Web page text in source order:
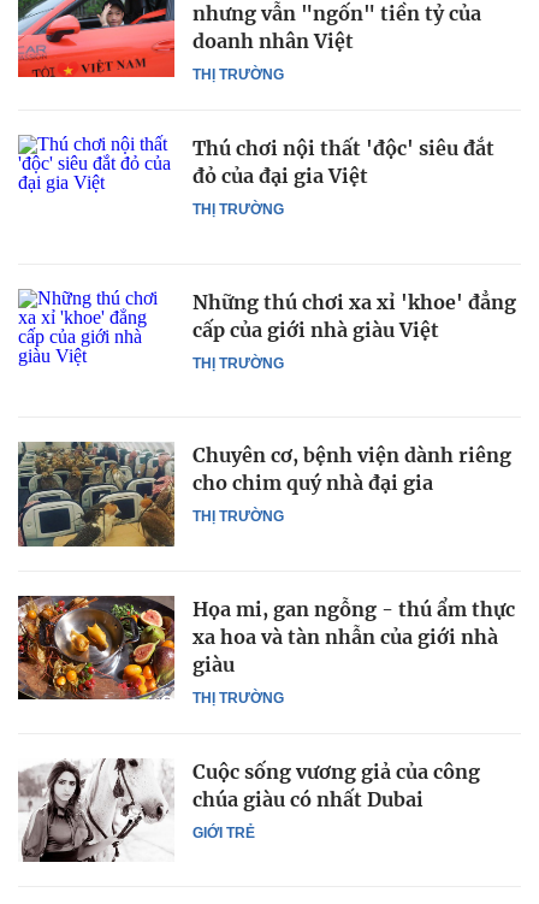
THỊ TRƯỜNG
nhưng vẫn "ngốn" tiền tỷ của
doanh nhân Việt
THỊ TRƯỜNG
Thú chơi nội thất 'độc' siêu đắt
đỏ của đại gia Việt
THỊ TRƯỜNG
Những thú chơi xa xỉ 'khoe' đẳng
cấp của giới nhà giàu Việt
THỊ TRƯỜNG
Chuyên cơ, bệnh viện dành riêng
cho chim quý nhà đại gia
THỊ TRƯỜNG
Họa mi, gan ngỗng - thú ẩm thực
xa hoa và tàn nhẫn của giới nhà
giàu
GIỚI TRẺ
Cuộc sống vương giả của công
chúa giàu có nhất Dubai